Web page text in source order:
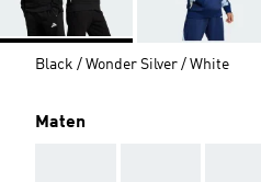
Black / Wonder Silver / White
Maten